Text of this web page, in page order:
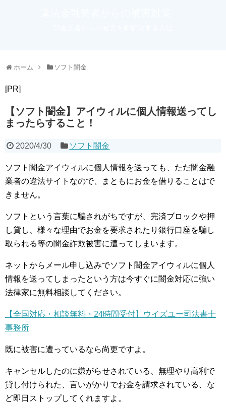
ホーム ソフト闇金
[PR]
【ソフト闇金】アイウィルに個人情報送ってし
まったらすること！
2020/4/30 ソフト闇金
ソフト闇金アイウィルに個人情報を送っても、ただ闇金融
業者の違法サイトなので、まともにお金を借りることはで
きません。
ソフトという言葉に騙されがちですが、完済ブロックや押
し貸し、様々な理由でお金を要求されたり銀行口座を騙し
取られる等の闇金詐欺被害に遭ってしまいます。
ネットからメール申し込みでソフト闇金アイウィルに個人
情報を送ってしまったという方は今すぐに闇金対応に強い
法律家に無料相談してください。
【全国対応・相談無料・24時間受付】ウイズユー司法書士
事務所
既に被害に遭っているなら尚更ですよ。
キャンセルしたのに嫌がらせされている、無理やり高利で
貸し付けられた、言いがかりでお金を請求されている、な
ど即日ストップしてくれますよ。